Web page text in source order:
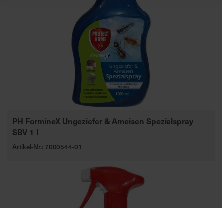
PH FormineX Ungeziefer & Ameisen Spezialspray
SBV 1 l
Artikel-Nr.: 7000544-01